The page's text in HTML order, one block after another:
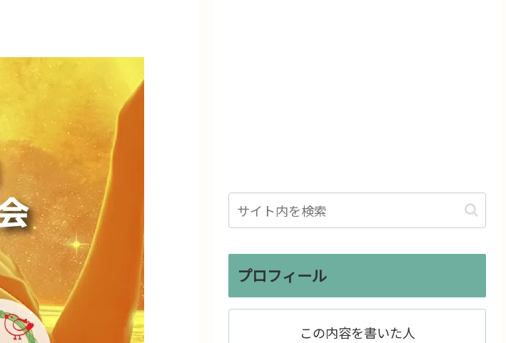
プロフィール
この内容を書いた人